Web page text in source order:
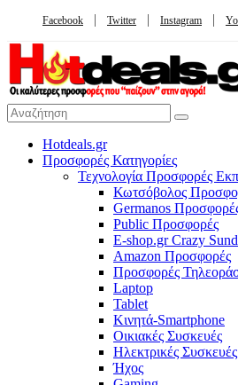
Facebook Twitter Instagram
Hotdeals.gr
Προσφορές Κατηγορίες
Τεχνολογία Προσφορές
Κωτσόβολος
Germanos
Public Προσφορές
E-shop.gr Crazy
Amazon Προσφορές
Προσφορές
Laptop
Tablet
Κινητά-Smartphone
Οικιακές Συσκευές
Hλεκτρικές Συσκευές
Ήχος